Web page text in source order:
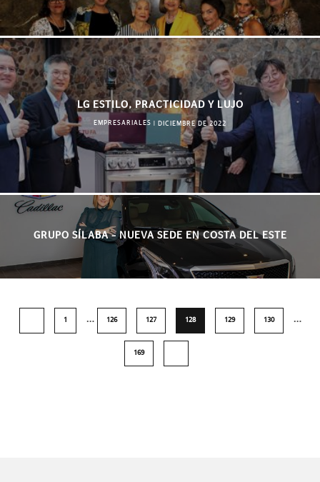
LG ESTILO, PRACTICIDAD Y LUJO
EMPRESARIALES DICIEMBRE DE 2022
GRUPO SÍLABA – NUEVA SEDE EN COSTA DEL ESTE
1 … 126 127 128 129 130 …
169